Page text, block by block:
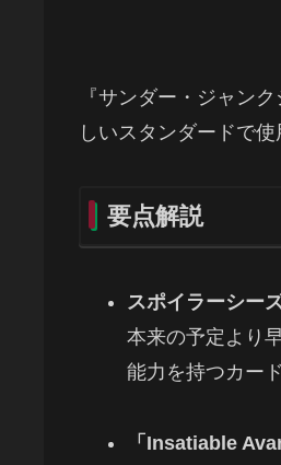
『サンダー・ジャン
しいスタンダードで
要点解説
スポイラーシー
本来の予定より
能力を持つカー
「Insatiable